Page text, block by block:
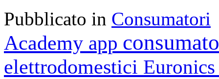
Pubblicato in Consumatori
Academy app
elettrodomestici